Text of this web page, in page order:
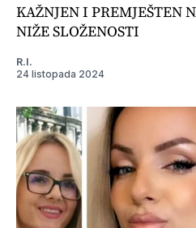
KAŽNJEN I PREMJEŠTEN
NIŽE SLOŽENOSTI
R.I.
24 listopada 2024